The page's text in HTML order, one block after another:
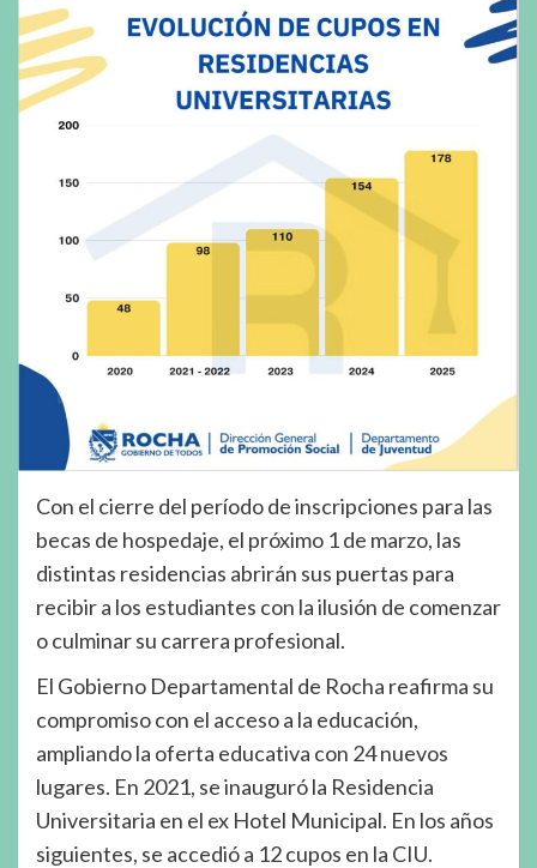
Con el cierre del período de inscripciones para las
becas de hospedaje, el próximo 1 de marzo, las
distintas residencias abrirán sus puertas para
recibir a los estudiantes con la ilusión de comenzar
o culminar su carrera profesional.
El Gobierno Departamental de Rocha reafirma su
compromiso con el acceso a la educación,
ampliando la oferta educativa con 24 nuevos
lugares. En 2021, se inauguró la Residencia
Universitaria en el ex Hotel Municipal. En los años
siguientes, se accedió a 12 cupos en la CIU.